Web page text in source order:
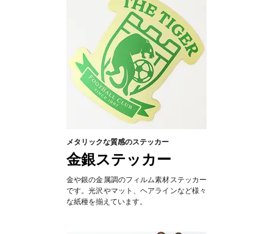
メタリックな質感のステッカー
金銀ステッカー
金や銀の金属調のフィルム素材ステッカー
です。光沢やマット、ヘアラインなど様々
な紙種を揃えています。